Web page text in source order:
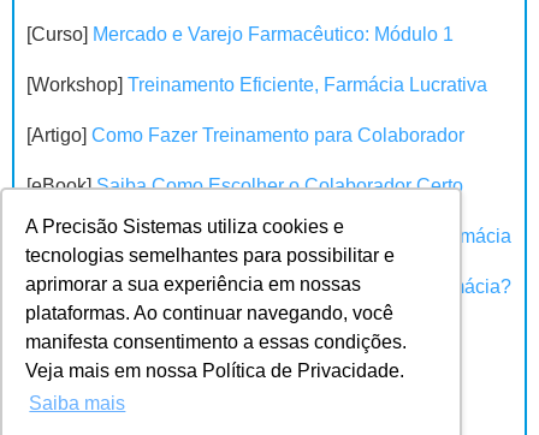
A Precisão Sistemas utiliza cookies e
tecnologias semelhantes para possibilitar e
aprimorar a sua experiência em nossas
plataformas. Ao continuar navegando, você
manifesta consentimento a essas condições.
Veja mais em nossa Política de Privacidade.
Saiba mais
[Curso] Mercado e Varejo Farmacêutico: Módulo 1
[Workshop] Treinamento Eficiente, Farmácia Lucrativa
[Artigo] Como Fazer Treinamento para Colaborador
[eBook]Saiba Como Escolher o Colaborador Certo
[Workshop]Gestão de Pessoas e Marketing na Farmácia
[Teste]Montar, Comprar ou Trabalhar em uma Farmácia?
[Workshop]O Poder das Pessoas no Sucesso da
Farmácia
[Teste]O sistema atual da sua Farmácia ainda é